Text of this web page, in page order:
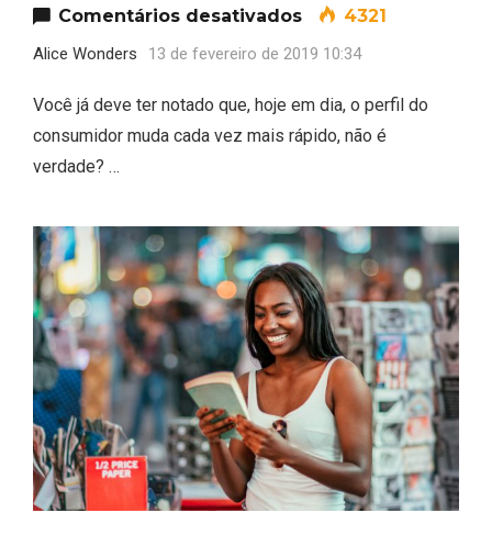
Comentários desativadosem Experiências
4321
Alice Wonders 13 de fevereiro de 2019 10:34
Você já deve ter notado que, hoje em dia, o perfil do
consumidor muda cada vez mais rápido, não é
verdade? …